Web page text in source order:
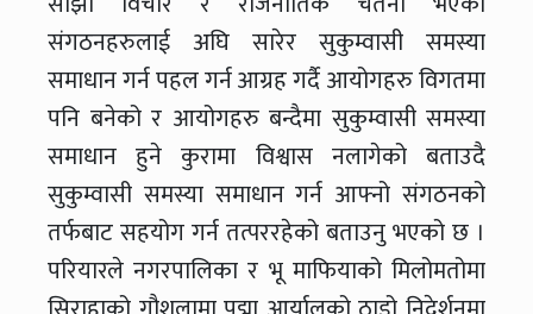
संगठनहरुलाई अघि सारेर सुकुम्वासी समस्या
समाधान गर्न पहल गर्न आग्रह गर्दै आयोगहरु विगतमा
पनि बनेको र आयोगहरु बन्दैमा सुकुम्वासी समस्या
समाधान हुने कुरामा विश्वास नलागेको बताउदै
सुकुम्वासी समस्या समाधान गर्न आफ्नो संगठनको
तर्फबाट सहयोग गर्न तत्पररहेको बताउनु भएको छ ।
परियारले नगरपालिका र भू माफियाको मिलोमतोमा